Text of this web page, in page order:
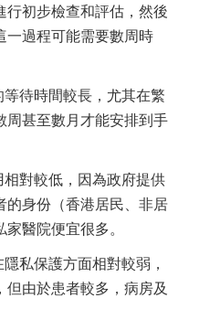
行初步檢查和評估，然後
一過程可能需要數周時
待時間較長，尤其在繁
周甚至數月才能安排到手
對較低，因為政府提供
的身份（香港居民、非居
醫院便宜很多。
私保護方面相對較弱，
由於患者較多，病房及